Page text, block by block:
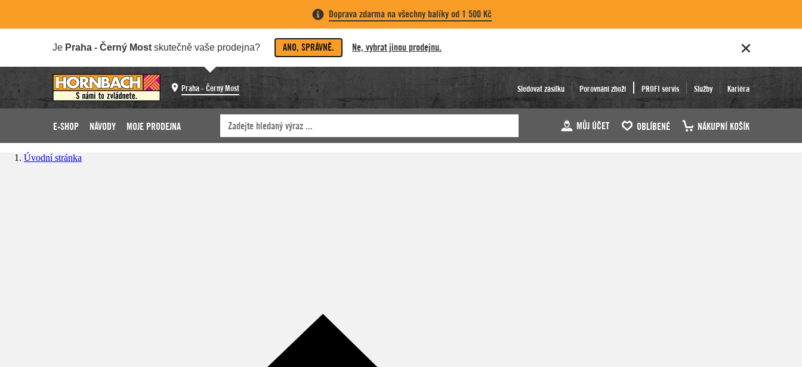
Doprava zdarma na všechny balíky od 1 500 Kč
Je Praha - Černý Most skutečně vaše prodejna? ANO, SPRÁVNĚ. Ne, vybrat jinou prodejnu.
Praha - Černý Most Sledovat zásilku Porovnání zboží PROFI servis Služby Kariéra
E-SHOP NÁVODY MOJE PRODEJNA MŮJ ÚČET OBLÍBENÉ NÁKUPNÍ KOŠÍK
Úvodní stránka